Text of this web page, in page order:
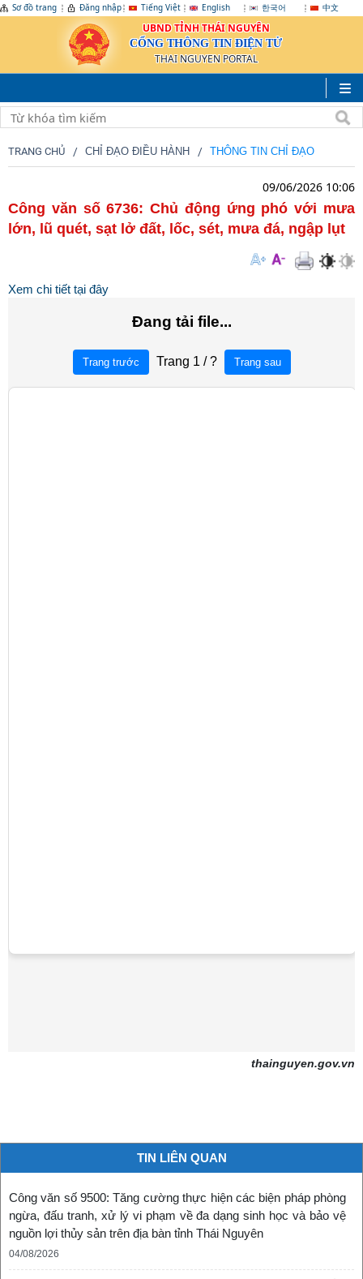
Sơ đồ trang Đăng nhập Tiếng Việt English 한국어 中文
UBND TỈNH THÁI NGUYÊN
CỔNG THÔNG TIN ĐIỆN TỬ
THAI NGUYEN PORTAL
TRANG CHỦ CHỈ ĐẠO ĐIỀU HÀNH THÔNG TIN CHỈ ĐẠO
09/06/2026 10:06
Công văn số 6736: Chủ động ứng phó với mưa
lớn, lũ quét, sạt lở đất, lốc, sét, mưa đá, ngập lụt
Xem chi tiết tại đây
thainguyen.gov.vn
TIN LIÊN QUAN
Công văn số 9500: Tăng cường thực hiện các biện pháp phòng
ngừa, đấu tranh, xử lý vi phạm về đa dạng sinh học và bảo vệ
nguồn lợi thủy sản trên địa bàn tỉnh Thái Nguyên
04/08/2026